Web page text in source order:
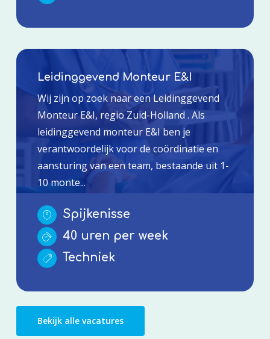
Leidinggevend Monteur E&I
Wij zijn op zoek naar een Leidinggevend
Monteur E&I, regio Zuid-Holland . Als
leidinggevend monteur E&I ben je
verantwoordelijk voor de coördinatie en
aansturing van een team, bestaande uit 1-
10 monte...
Spijkenisse
40 uren per week
Techniek
Bekijk alle vacatures